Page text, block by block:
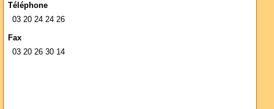
Téléphone
03 20 24 24 26
Fax
03 20 26 30 14